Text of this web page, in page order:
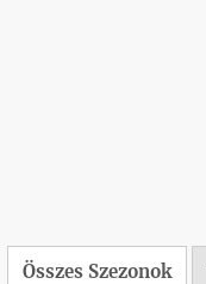
Összes Szezonok